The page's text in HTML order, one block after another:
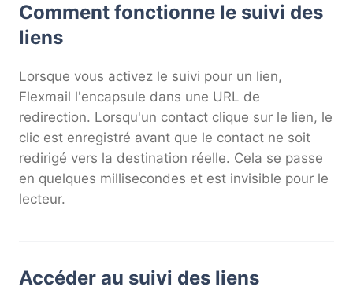
Comment fonctionne le suivi des
liens
Lorsque vous activez le suivi pour un lien,
Flexmail l'encapsule dans une URL de
redirection. Lorsqu'un contact clique sur le lien, le
clic est enregistré avant que le contact ne soit
redirigé vers la destination réelle. Cela se passe
en quelques millisecondes et est invisible pour le
lecteur.
Accéder au suivi des liens